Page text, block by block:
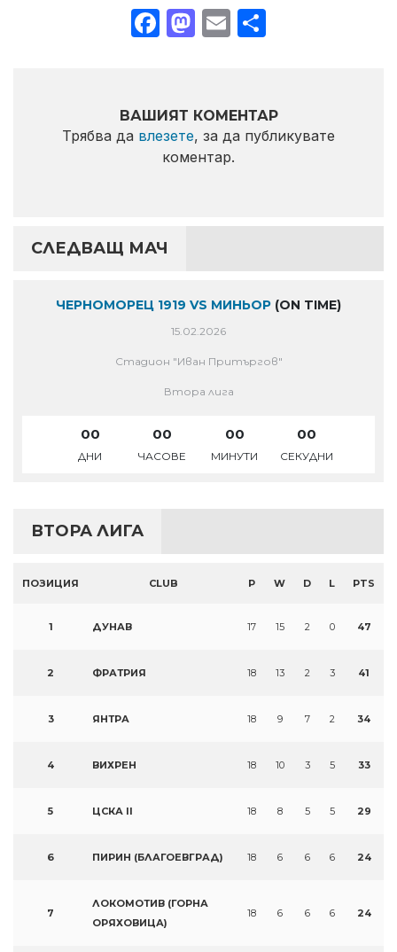
Facebook
Mastodon
Email
ВАШИЯТ КОМЕНТАР
Трябва да влезете, за да публикувате
коментар.
СЛЕДВАЩ МАЧ
ЧЕРНОМОРЕЦ 1919 VS МИНЬОР (ON TIME)
15.02.2026
Стадион "Иван Притъргов"
Втора лига
00
ДНИ
00
ЧАСОВЕ
00
МИНУТИ
00
СЕКУДНИ
ВТОРА ЛИГА
ПОЗИЦИЯ CLUB P W D L PTS
1 ДУНАВ 17 15 2 0 47
2 ФРАТРИЯ 18 13 2 3 41
3 ЯНТРА 18 9 7 2 34
4 ВИХРЕН 18 10 3 5 33
5 ЦСКА II 18 8 5 5 29
6 ПИРИН (БЛАГОЕВГРАД) 18 6 6 6 24
7
ЛОКОМОТИВ (ГОРНА
ОРЯХОВИЦА)
18 6 6 6 24